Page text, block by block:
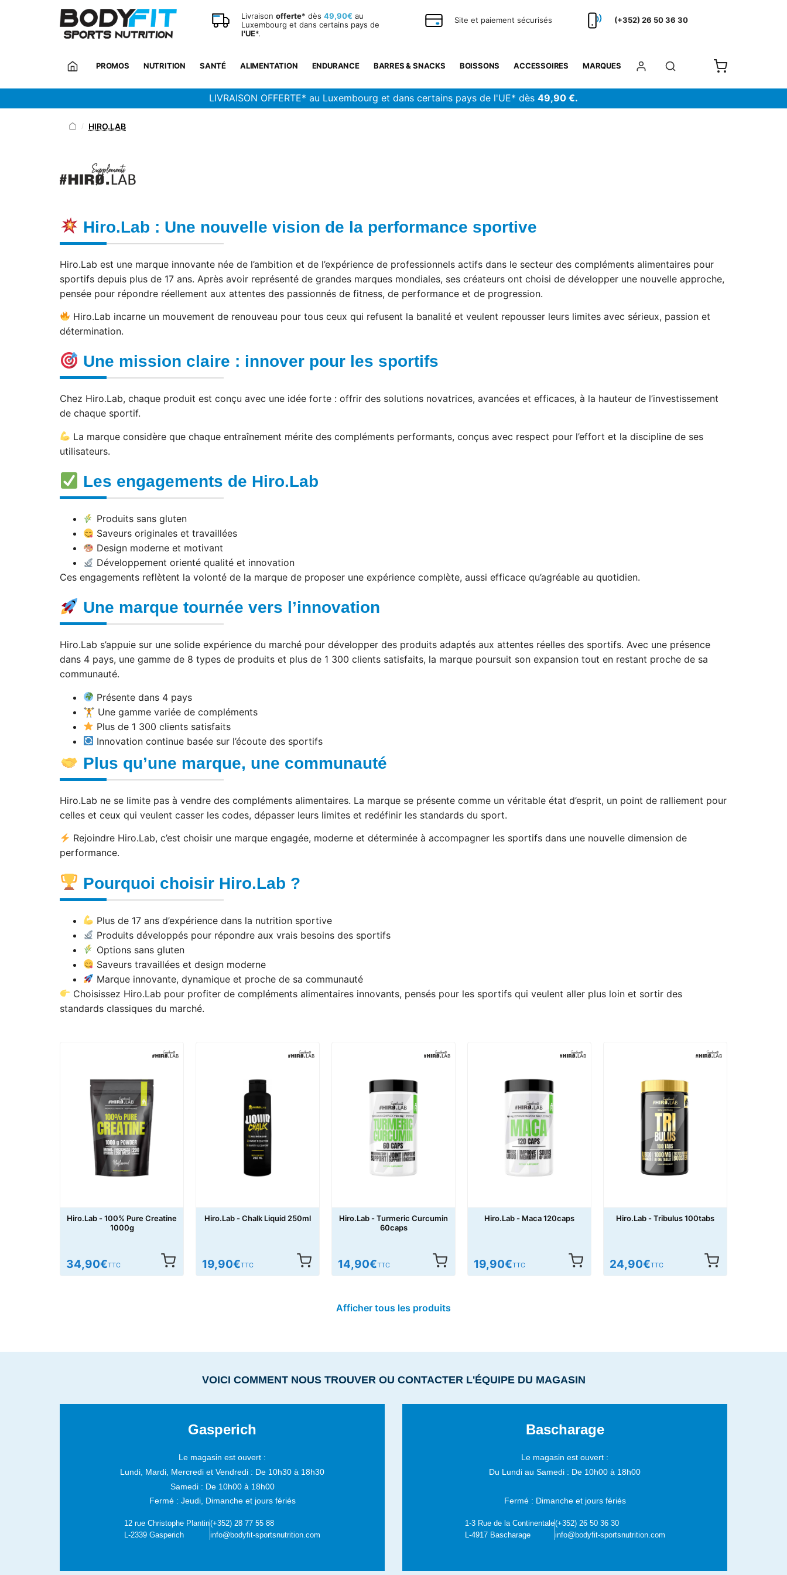
Panneau de gestion des cookies
Livraison offerte* dès 49,90€ au
Luxembourg et dans certains pays de
l'UE*.
Site et paiement sécurisés (+352) 26 50 36 30
PROMOS NUTRITION SANTÉ ALIMENTATION ENDURANCE BARRES & SNACKS BOISSONS ACCESSOIRES MARQUES
LIVRAISON OFFERTE* au Luxembourg et dans certains pays de l'UE* dès 49,90 €.
/ HIRO.LAB
Hiro.Lab : Une nouvelle vision de la performance sportive
Hiro.Lab est une marque innovante née de l’ambition et de l’expérience de professionnels actifs dans le secteur des compléments alimentaires pour
sportifs depuis plus de 17 ans. Après avoir représenté de grandes marques mondiales, ses créateurs ont choisi de développer une nouvelle approche,
pensée pour répondre réellement aux attentes des passionnés de fitness, de performance et de progression.
Hiro.Lab incarne un mouvement de renouveau pour tous ceux qui refusent la banalité et veulent repousser leurs limites avec sérieux, passion et
détermination.
Une mission claire : innover pour les sportifs
Chez Hiro.Lab, chaque produit est conçu avec une idée forte : offrir des solutions novatrices, avancées et efficaces, à la hauteur de l’investissement
de chaque sportif.
La marque considère que chaque entraînement mérite des compléments performants, conçus avec respect pour l’effort et la discipline de ses
utilisateurs.
Les engagements de Hiro.Lab
Produits sans gluten
Saveurs originales et travaillées
Design moderne et motivant
Développement orienté qualité et innovation
Ces engagements reflètent la volonté de la marque de proposer une expérience complète, aussi efficace qu’agréable au quotidien.
Une marque tournée vers l’innovation
Hiro.Lab s’appuie sur une solide expérience du marché pour développer des produits adaptés aux attentes réelles des sportifs. Avec une présence
dans 4 pays, une gamme de 8 types de produits et plus de 1 300 clients satisfaits, la marque poursuit son expansion tout en restant proche de sa
communauté.
Présente dans 4 pays
🏋️ Une gamme variée de compléments
Plus de 1 300 clients satisfaits
Innovation continue basée sur l’écoute des sportifs
Plus qu’une marque, une communauté
Hiro.Lab ne se limite pas à vendre des compléments alimentaires. La marque se présente comme un véritable état d’esprit, un point de ralliement pour
celles et ceux qui veulent casser les codes, dépasser leurs limites et redéfinir les standards du sport.
Rejoindre Hiro.Lab, c’est choisir une marque engagée, moderne et déterminée à accompagner les sportifs dans une nouvelle dimension de
performance.
Pourquoi choisir Hiro.Lab ?
Plus de 17 ans d’expérience dans la nutrition sportive
Produits développés pour répondre aux vrais besoins des sportifs
Options sans gluten
Saveurs travaillées et design moderne
Marque innovante, dynamique et proche de sa communauté
Choisissez Hiro.Lab pour profiter de compléments alimentaires innovants, pensés pour les sportifs qui veulent aller plus loin et sortir des
standards classiques du marché.
Hiro.Lab - 100% Pure Creatine
1000g
34,90€TTC
Hiro.Lab - Chalk Liquid 250ml
19,90€TTC
Hiro.Lab - Turmeric Curcumin
60caps
14,90€TTC
Hiro.Lab - Maca 120caps
19,90€TTC
Hiro.Lab - Tribulus 100tabs
24,90€TTC
Afficher tous les produits
VOICI COMMENT NOUS TROUVER OU CONTACTER L'ÉQUIPE DU MAGASIN
Gasperich
Le magasin est ouvert :
Lundi, Mardi, Mercredi et Vendredi : De 10h30 à 18h30
Samedi : De 10h00 à 18h00
Fermé : Jeudi, Dimanche et jours fériés
12 rue Christophe Plantin
L-2339 Gasperich
(+352) 28 77 55 88
info@bodyfit-sportsnutrition.com
Bascharage
Le magasin est ouvert :
Du Lundi au Samedi : De 10h00 à 18h00
Fermé : Dimanche et jours fériés
1-3 Rue de la Continentale
L-4917 Bascharage
(+352) 26 50 36 30
info@bodyfit-sportsnutrition.com